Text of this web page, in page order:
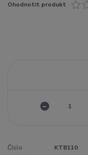
Ohodnotit produkt
Číslo
KTB110